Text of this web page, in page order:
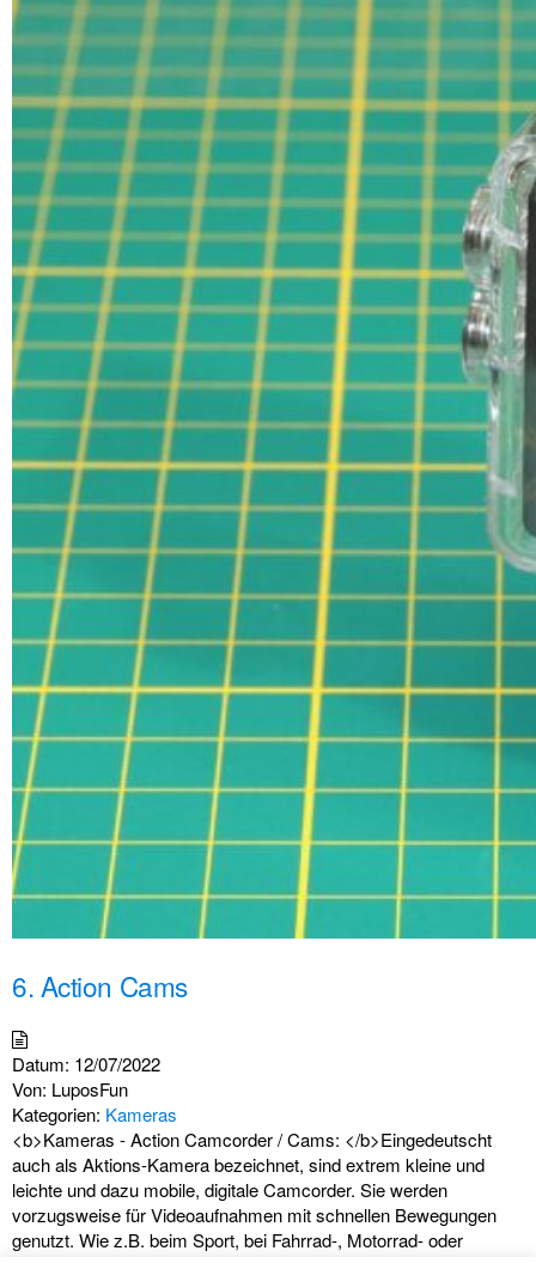
Haupt
Action Camcorder
6. Action Cams
Datum: 12/07/2022
Von: LuposFun
Kategorien: Kameras
<b>Kameras - Action Camcorder / Cams: </b>Eingedeutscht
auch als Aktions-Kamera bezeichnet, sind extrem kleine und
leichte und dazu mobile, digitale Camcorder. Sie werden
vorzugsweise für Videoaufnahmen mit schnellen Bewegungen
genutzt. Wie z.B. beim Sport, bei Fahrrad-, Motorrad- oder